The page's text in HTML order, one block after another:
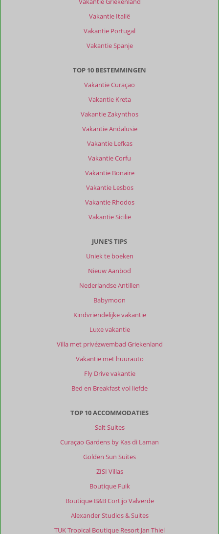
Vakantie Italië
Vakantie Portugal
Vakantie Spanje
TOP 10 BESTEMMINGEN
Vakantie Curaçao
Vakantie Kreta
Vakantie Zakynthos
Vakantie Andalusië
Vakantie Lefkas
Vakantie Corfu
Vakantie Bonaire
Vakantie Lesbos
Vakantie Rhodos
Vakantie Sicilië
JUNE'S TIPS
Uniek te boeken
Nieuw Aanbod
Nederlandse Antillen
Babymoon
Kindvriendelijke vakantie
Luxe vakantie
Villa met privézwembad Griekenland
Vakantie met huurauto
Fly Drive vakantie
Bed en Breakfast vol liefde
TOP 10 ACCOMMODATIES
Salt Suites
Curaçao Gardens by Kas di Laman
Golden Sun Suites
ZISI Villas
Boutique Fuik
Boutique B&B Cortijo Valverde
Alexander Studios & Suites
TUK Tropical Boutique Resort Jan Thiel